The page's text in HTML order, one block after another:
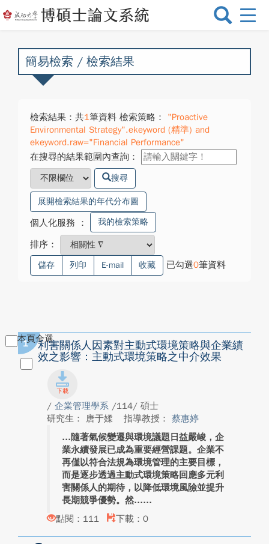
選
換
簡易檢索 / 檢索結果
檢索結果：共1筆資料 檢索策略：
"Proactive
Environmental Strategy".ekeyword (精準) and
ekeyword.raw="Financial Performance"
在搜尋的結果範圍內查詢：
搜尋
展開檢索結果的年代分布圖
個人化服務 ： 我的檢索策略
排序：
儲存 列印 E-mail 收藏 已勾選0筆資料
本頁全選
1
利害關係人因素對主動式環境策略與企業績
效之影響：主動式環境策略之中介效果
/ 企業管理學系 /114/ 碩士
研究生： 唐于媃
指導教授： 蔡惠婷
隨著氣候變遷與環境議題日益嚴峻，企
業永續發展已成為重要經營課題。企業不
再僅以符合法規為環境管理的主要目標，
而是逐步透過主動式環境策略回應多元利
害關係人的期待，以降低環境風險並提升
長期競爭優勢。然...
點閱：111
下載：0